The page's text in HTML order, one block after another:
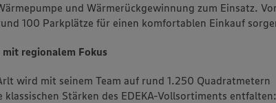
und Wärmerückgewinnung zum Einsatz.
100 Parkplätze für einen komfortablen Einkauf
regionalem Fokus
wird mit seinem Team auf rund 1.250 Quadratmetern
Stärken des EDEKA-Vollsortiments entfalten: